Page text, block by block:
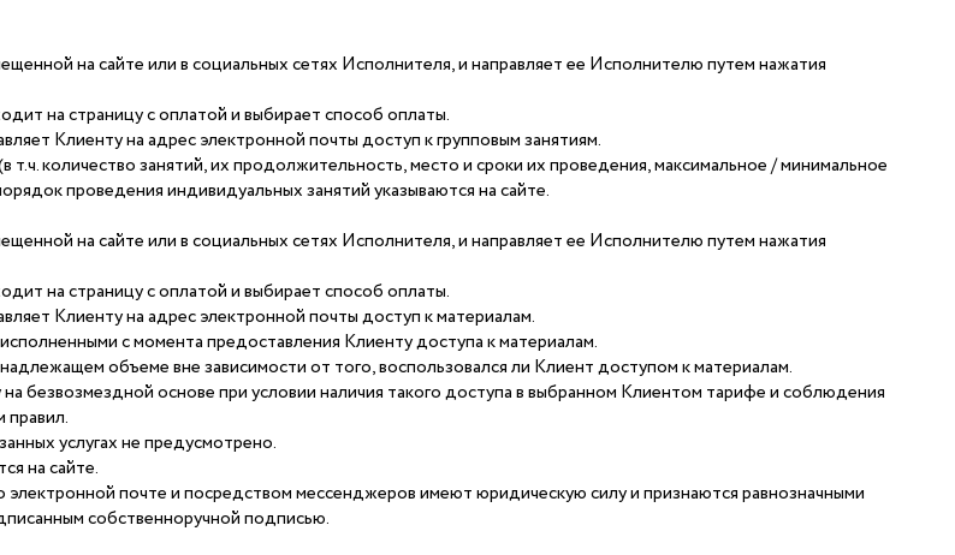
на сайте или в социальных сетях Исполнителя, и направляет ее Исполнителю путем нажатия
на страницу с оплатой и выбирает способ оплаты.
Клиенту на адрес электронной почты доступ к групповым занятиям.
т.ч. количество занятий, их продолжительность, место и сроки их проведения, максимальное / минимальное
проведения индивидуальных занятий указываются на сайте.
на сайте или в социальных сетях Исполнителя, и направляет ее Исполнителю путем нажатия
на страницу с оплатой и выбирает способ оплаты.
Клиенту на адрес электронной почты доступ к материалам.
с момента предоставления Клиенту доступа к материалам.
объеме вне зависимости от того, воспользовался ли Клиент доступом к материалам.
безвозмездной основе при условии наличия такого доступа в выбранном Клиентом тарифе и соблюдения
услугах не предусмотрено.
на сайте.
электронной почте и посредством мессенджеров имеют юридическую силу и признаются равнозначными
собственноручной подписью.